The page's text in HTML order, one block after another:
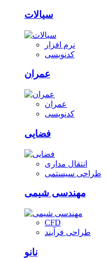
سیالات
نرم افزار
کدنویسی
عمران
عمران
کدنویسی
فضایی
انتقال مداری
طراحی سیستمی
مهندسی شیمی
CFD
طراحی فرآیند
نانو